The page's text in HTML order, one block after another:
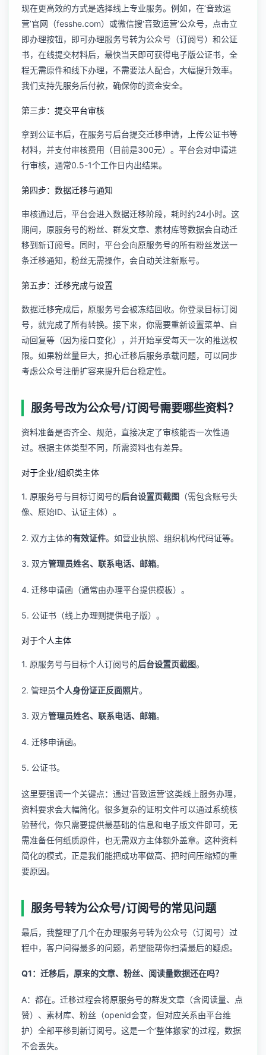
现在更高效的方式是选择线上专业服务。例如，在‘音致运
营’官网（fesshe.com）或微信搜‘音致运营’公众号，点击立
即办理按钮，即可办理服务号转为公众号（订阅号）和公证
书，在线提交材料后，最快当天即可获得电子版公证书，全
程无需原件和线下办理，不需要法人配合，大幅提升效率。
我们支持先服务后付款，确保你的资金安全。
第三步：提交平台审核
拿到公证书后，在服务号后台提交迁移申请，上传公证书等
材料，并支付审核费用（目前是300元）。平台会对申请进
行审核，通常0.5-1个工作日内出结果。
第四步：数据迁移与通知
审核通过后，平台会进入数据迁移阶段，耗时约24小时。这
期间，原服务号的粉丝、群发文章、素材库等数据会自动迁
移到新订阅号。同时，平台会向原服务号的所有粉丝发送一
条迁移通知，粉丝无需操作，会自动关注新账号。
第五步：迁移完成与设置
数据迁移完成后，原服务号会被冻结回收。你登录目标订阅
号，就完成了所有转换。接下来，你需要重新设置菜单、自
动回复等（因为接口变化），并开始享受每天一次的推送权
限。如果粉丝量巨大，担心迁移后服务承载问题，可以同步
考虑公众号注册扩容来提升后台稳定性。
服务号改为公众号/订阅号需要哪些资料？
资料准备是否齐全、规范，直接决定了审核能否一次性通
过。根据主体类型不同，所需资料也有差异。
对于企业/组织类主体
1. 原服务号与目标订阅号的后台设置页截图 （需包含账号头
像、原始ID、认证主体）。
2. 双方主体的有效证件。如营业执照、组织机构代码证等。
3. 双方管理员姓名、联系电话、邮箱。
4. 迁移申请函（通常由办理平台提供模板）。
5. 公证书（线上办理则提供电子版）。
对于个人主体
1. 原服务号与目标个人订阅号的后台设置页截图。
2. 管理员个人身份证正反面照片。
3. 双方管理员姓名、联系电话、邮箱。
4. 迁移申请函。
5. 公证书。
这里要强调一个关键点：通过‘音致运营’这类线上服务办理，
资料要求会大幅简化。很多复杂的证明文件可以通过系统核
验替代，你只需要提供最基础的信息和电子版文件即可，无
需准备任何纸质原件，也无需双方主体额外盖章。这种资料
简化的模式，正是我们能把成功率做高、把时间压缩短的重
要原因。
服务号转为公众号/订阅号的常见问题
最后，我整理了几个在办理服务号转为公众号（订阅号）过
程中，客户问得最多的问题，希望能帮你扫清最后的疑虑。
Q1：迁移后，原来的文章、粉丝、阅读量数据还在吗？
A：都在。迁移过程会将原服务号的群发文章（含阅读量、点
赞）、素材库、粉丝（openid会变，但对应关系由平台维
护）全部平移到新订阅号。这是一个‘整体搬家’的过程，数据
不会丢失。